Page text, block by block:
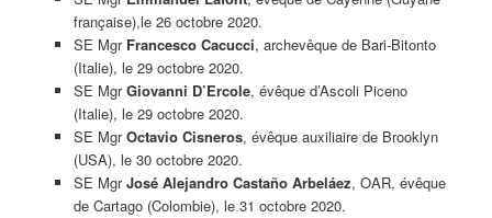
française),le 26 octobre 2020.
SE Mgr Francesco Cacucci, archevêque de Bari-Bitonto
(Italie), le 29 octobre 2020.
SE MgrGiovanni D’Ercole, évêque d’Ascoli Piceno
(Italie), le 29 octobre 2020.
SE MgrOctavio Cisneros, évêque auxiliaire de Brooklyn
(USA), le 30 octobre 2020.
SE MgrJosé Alejandro Castaño Arbeláez, OAR, évêque
de Cartago (Colombie), le 31 octobre 2020.